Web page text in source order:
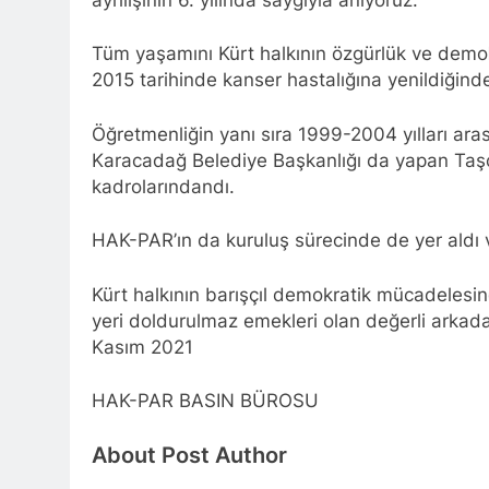
YENİLEN
HAK-PAR Genel
Partisi – Türkiye
HAK-PAR
1 Yıl Ago
HAK-PAR
HAK-PAR
1 Yıl Ago
HAK-PAR
Tüm yaşamını Kürt halkının özgürlük ve
2015 tarihinde kanser hastalığına
Öğretmenliğin yanı sıra 1999-2004 yılları
Karacadağ Belediye Başkanlığı da yapan
kadrolarındandı.
HAK-PAR’ın da kuruluş sürecinde de yer
Kürt halkının barışçıl demokratik
yeri doldurulmaz emekleri olan değerli
Kasım 2021
HAK-PAR BASIN BÜROSU
About Post Author